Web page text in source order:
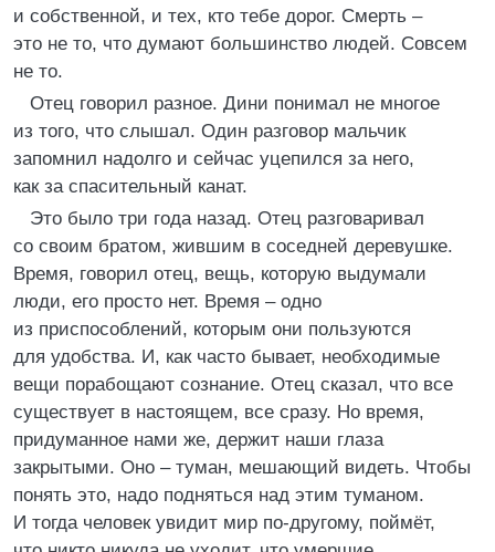
и собственной, и тех, кто тебе дорог. Смерть –
это не то, что думают большинство людей. Совсем
не то.
Отец говорил разное. Дини понимал не многое
из того, что слышал. Один разговор мальчик
запомнил надолго и сейчас уцепился за него,
как за спасительный канат.
Это было три года назад. Отец разговаривал
со своим братом, жившим в соседней деревушке.
Время, говорил отец, вещь, которую выдумали
люди, его просто нет. Время – одно
из приспособлений, которым они пользуются
для удобства. И, как часто бывает, необходимые
вещи порабощают сознание. Отец сказал, что все
существует в настоящем, все сразу. Но время,
придуманное нами же, держит наши глаза
закрытыми. Оно – туман, мешающий видеть. Чтобы
понять это, надо подняться над этим туманом.
И тогда человек увидит мир по-другому, поймёт,